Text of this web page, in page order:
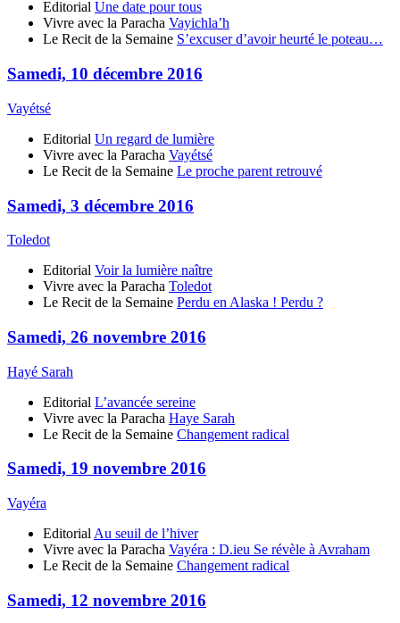
Editorial Une date pour tous
Vivre avec la Paracha Vayichla’h
Le Recit de la Semaine S’excuser d’avoir heurté le poteau…
Samedi, 10 décembre 2016
Vayétsé
Editorial Un regard de lumière
Vivre avec la Paracha Vayétsé
Le Recit de la Semaine Le proche parent retrouvé
Samedi, 3 décembre 2016
Toledot
Editorial Voir la lumière naître
Vivre avec la Paracha Toledot
Le Recit de la Semaine Perdu en Alaska ! Perdu ?
Samedi, 26 novembre 2016
Hayé Sarah
Editorial L’avancée sereine
Vivre avec la Paracha Haye Sarah
Le Recit de la Semaine Changement radical
Samedi, 19 novembre 2016
Vayéra
Editorial Au seuil de l’hiver
Vivre avec la Paracha Vayéra : D.ieu Se révèle à Avraham
Le Recit de la Semaine Changement radical
Samedi, 12 novembre 2016